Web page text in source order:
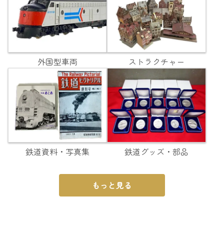
外国型車両 ストラクチャー
鉄道資料・写真集 鉄道グッズ・部品
もっと見る